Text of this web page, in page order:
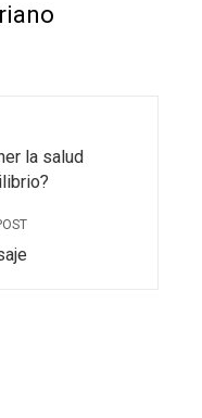
la salud